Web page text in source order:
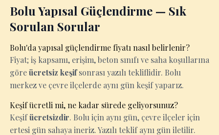
Bolu Yapısal Güçlendirme — Sık
Sorulan Sorular
Bolu'da yapısal güçlendirme fiyatı nasıl belirlenir?
Fiyat; iş kapsamı, erişim, beton sınıfı ve saha koşullarına
göreücretsiz keşifsonrası yazılı tekliflidir. Bolu
merkez ve çevre ilçelerde aynı gün keşif yaparız.
Keşif ücretli mi, ne kadar sürede geliyorsunuz?
Keşifücretsizdir. Bolu için aynı gün, çevre ilçeler için
ertesi gün sahaya ineriz. Yazılı teklif aynı gün iletilir.